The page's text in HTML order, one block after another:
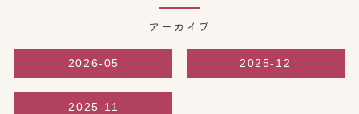
アーカイブ
2026-05 2025-12
2025-11